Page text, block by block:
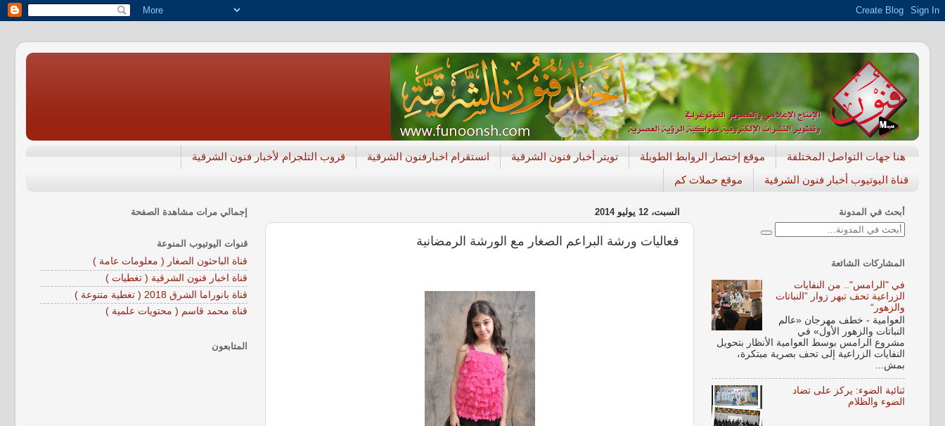
هنا جهات التواصل المختلفة موقع إختصار الروابط الطويلة تويتر أخبار فنون الشرقية انستقرام اخبارفنون الشرقية
قروب التلجرام لأخبار فنون الشرقية
قناة اليوتيوب أخبار فنون الشرقية
موقع حملات كم
السبت، 12 يوليو 2014
فعاليات ورشة البراعم الصغار مع الورشة الرمضانية
إجمالي مرات مشاهدة الصفحة
قنوات اليوتيوب المنوعة
قناة الباحثون الصغار ( معلومات عامة )
قناة اخبار فنون الشرقية ( تغطيات )
قناة بانوراما الشرق 2018 ( تغطية متنوعة )
قناة محمد قاسم ( محتويات علمية )
المتابعون
أبحث في المدونة
المشاركات الشائعة
في "الرامس".. من النفايات
الزراعية تحف تبهر زوار ”النباتات
والزهور“
العوامية - خطف مهرجان «عالم
النباتات والزهور الأول» في
مشروع الرامس بوسط العوامية الأنظار بتحويل
النفايات الزراعية إلى تحف بصرية مبتكرة،
بمش...
ثنائية الضوء: يركز على تضاد
الضوء والظلام